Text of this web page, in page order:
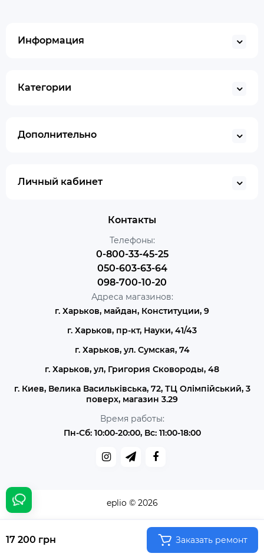
17 200 грн Заказать ремонт
Информация
Категории
Дополнительно
Личный кабинет
Контакты
Телефоны:
0-800-33-45-25
050-603-63-64
098-700-10-20
Адреса магазинов:
г. Харьков, майдан, Конституции, 9
г. Харьков, пр-кт, Науки, 41/43
г. Харьков, ул. Сумская, 74
г. Харьков, ул, Григория Сковороды, 48
г. Киев, Велика Васильківська, 72, ТЦ Олімпійський, 3
поверх, магазин 3.29
Время работы:
Пн-Сб: 10:00-20:00, Вс: 11:00-18:00
eplio © 2026